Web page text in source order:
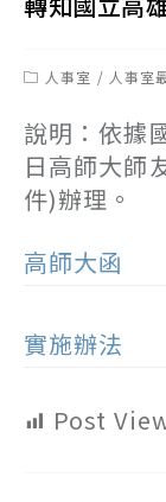
Post人事室 / 人事室
說明：依據
日高師大師
件)辦理。
高師大函
實施辦法
Post